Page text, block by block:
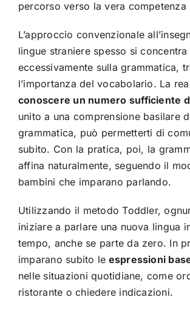
percorso verso la vera competenza
L’approccio convenzionale
lingue straniere spesso si concentra
eccessivamente sulla grammatica,
l’importanza del vocabolario. La
conoscere un numero sufficiente
unito a una comprensione basilare
grammatica, può permetterti di
subito. Con la pratica, poi, la
affina naturalmente, seguendo il
bambini che imparano parlando.
Utilizzando il metodo Toddler,
iniziare a parlare una nuova lingua
tempo, anche se parte da zero. In
imparano subito le espressioni
nelle situazioni quotidiane, come
ristorante o chiedere indicazioni.